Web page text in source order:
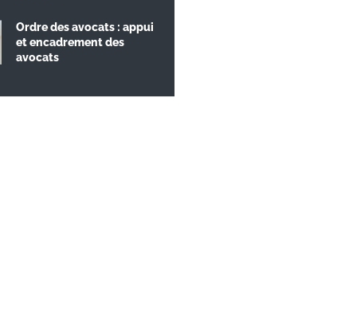
Ordre des avocats : appui
et encadrement des
avocats